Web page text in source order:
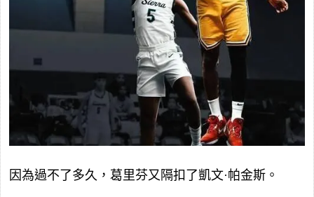
因為過不了多久，葛里芬又隔扣了凱文·帕金斯。